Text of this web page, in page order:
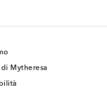
Mytheresa